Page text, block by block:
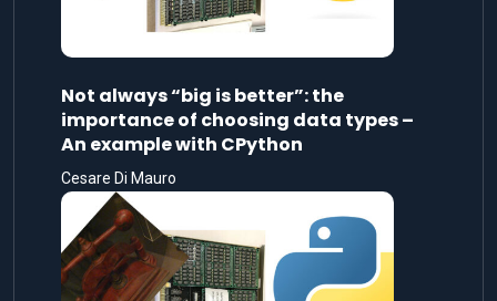
Not always “big is better”: the
importance of choosing data types –
An example with CPython
Cesare Di Mauro